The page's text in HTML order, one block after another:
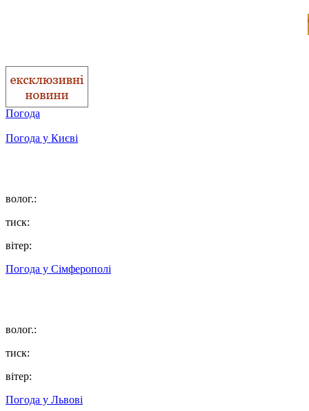
Погода
Погода у Києві
волог.:
тиск:
вітер:
Погода у Сімферополі
волог.:
тиск:
вітер:
Погода у Львові